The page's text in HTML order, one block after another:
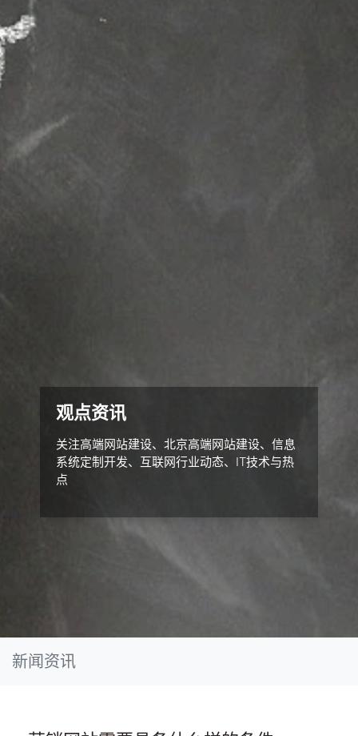
观点资讯
关注高端网站建设、北京高端网站建设、信息
系统定制开发、互联网行业动态、IT技术与热
点
新闻资讯